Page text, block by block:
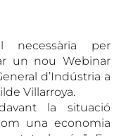
necessària per
un nou Webinar
d’Indústria a
Villarroya.
la situació
una economia